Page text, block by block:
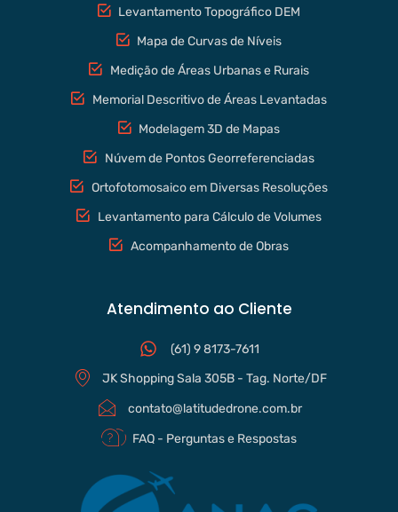
Levantamento Topográfico DEM
Mapa de Curvas de Níveis
Medição de Áreas Urbanas e Rurais
Memorial Descritivo de Áreas Levantadas
Modelagem 3D de Mapas
Núvem de Pontos Georreferenciadas
Ortofotomosaico em Diversas Resoluções
Levantamento para Cálculo de Volumes
Acompanhamento de Obras
Atendimento ao Cliente
(61) 9 8173-7611
JK Shopping Sala 305B - Tag. Norte/DF
contato@latitudedrone.com.br
FAQ - Perguntas e Respostas